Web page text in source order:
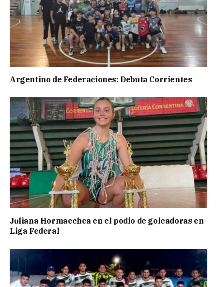
Argentino de Federaciones: Debuta Corrientes
Juliana Hormaechea en el podio de goleadoras en
Liga Federal